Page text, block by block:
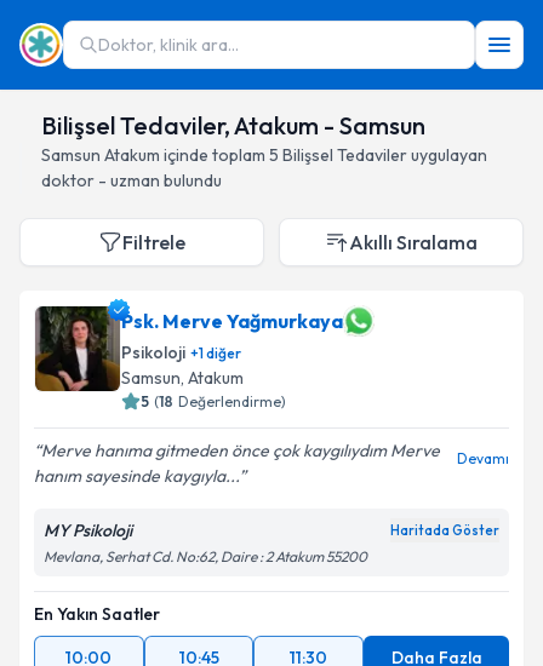
Doktor, klinik ara...
Bilişsel Tedaviler, Atakum - Samsun
Samsun Atakum içinde toplam 5 Bilişsel Tedavileruygulayan
doktor - uzman bulundu
Filtrele Akıllı Sıralama
Psk. Merve Yağmurkaya
Psikoloji +1diğer
Samsun, Atakum
5 (18 Değerlendirme)
Merve hanıma gitmeden önce çok kaygılıydım Merve
hanım sayesinde kaygıyla...
Devamı
MY Psikoloji Haritada Göster
Mevlana, Serhat Cd. No:62, Daire : 2 Atakum 55200
En Yakın Saatler
10:00
10:45 11:30 Daha Fazla